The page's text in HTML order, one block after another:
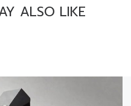
ALSO LIKE